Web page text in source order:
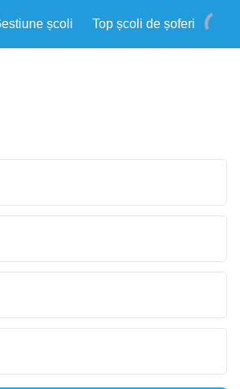
școli Top școli de șoferi